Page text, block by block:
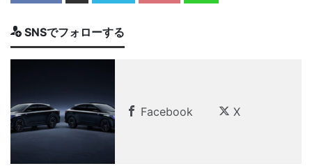
SNSでフォローする
Facebook X